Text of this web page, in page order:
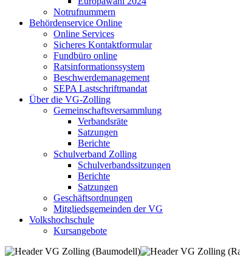
Notrufnummern
Behördenservice Online
Online Services
Sicheres Kontaktformular
Fundbüro online
Ratsinformationssystem
Beschwerdemanagement
SEPA Lastschriftmandat
Über die VG-Zolling
Gemeinschaftsversammlung
Verbandsräte
Satzungen
Berichte
Schulverband Zolling
Schulverbandssitzungen
Berichte
Satzungen
Geschäftsordnungen
Mitgliedsgemeinden der VG
Volkshochschule
Kursangebote